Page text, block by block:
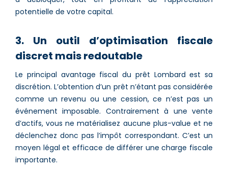
potentielle de votre capital.
3. Un outil d’optimisation fiscale
discret mais redoutable
Le principal avantage fiscal du prêt Lombard est sa
discrétion. L’obtention d’un prêt n’étant pas considérée
comme un revenu ou une cession, ce n’est pas un
événement imposable. Contrairement à une vente
d’actifs, vous ne matérialisez aucune plus-value et ne
déclenchez donc pas l’impôt correspondant. C’est un
moyen légal et efficace de différer une charge fiscale
importante.